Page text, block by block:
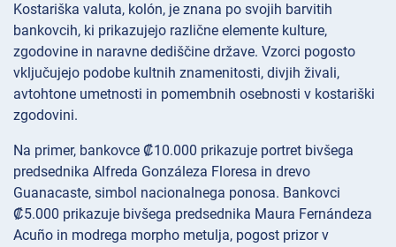
Kostariška valuta, kolón, je znana po svojih barvitih
bankovcih, ki prikazujejo različne elemente kulture,
zgodovine in naravne dediščine države. Vzorci pogosto
vključujejo podobe kultnih znamenitosti, divjih živali,
avtohtone umetnosti in pomembnih osebnosti v kostariški
zgodovini.
Na primer, bankovce ₡10.000 prikazuje portret bivšega
predsednika Alfreda Gonzáleza Floresa in drevo
Guanacaste, simbol nacionalnega ponosa. Bankovci
₡5.000 prikazuje bivšega predsednika Maura Fernándeza
Acuño in modrega morpho metulja, pogost prizor v